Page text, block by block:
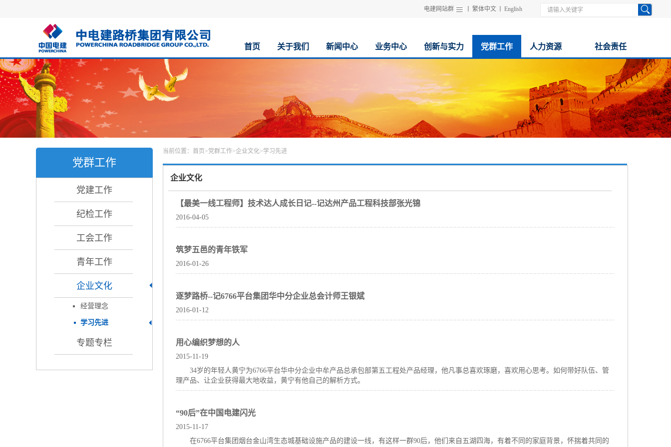
电建网站群 繁体中文 English
首页 关于我们 新闻中心 业务中心 创新与实力 党群工作 人力资源 社会责任
党群工作
党建工作
纪检工作
工会工作
青年工作
企业文化
经营理念
学习先进
专题专栏
当前位置： 首页 >党群工作>企业文化>学习先进
企业文化
【最美一线工程师】技术达人成长日记--记达州产品工程科技部张光锦
2016-04-05
筑梦五邑的青年铁军
2016-01-26
逐梦路桥--记6766平台集团华中分企业总会计师王银斌
2016-01-12
用心编织梦想的人
2015-11-19
34岁的年轻人黄宁为6766平台华中分企业中牟产品总承包部第五工程处产品经理，他凡事总喜欢琢磨，喜欢用心思考。如何带好队伍、管
理产品、让企业获得最大地收益，黄宁有他自己的解析方式。
“90后”在中国电建闪光
2015-11-17
在6766平台集团烟台金山湾生态城基础设施产品的建设一线，有这样一群90后，他们来自五湖四海，有着不同的家庭背景，怀揣着共同的